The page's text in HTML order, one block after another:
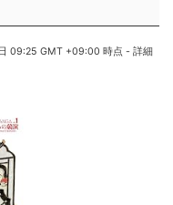
09:25 GMT +09:00 時点 -詳細